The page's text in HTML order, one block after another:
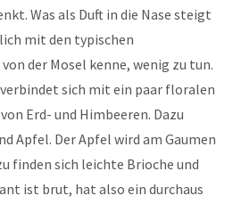
Was als Duft in die Nase steigt
mit den typischen
der Mosel kenne, wenig zu tun.
sich mit ein paar floralen
Erd- und Himbeeren. Dazu
Apfel. Der Apfel wird am Gaumen
finden sich leichte Brioche und
ist brut, hat also ein durchaus